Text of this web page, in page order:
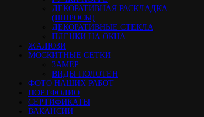
ДЕКОРАТИВНАЯ РАСКЛАДКА
(ШПРОСЫ)
ДЕКОРАТИВНЫЕ СТЕКЛА
ПЛЕНКИ НА ОКНА
ЖАЛЮЗИ
МОСКИТНЫЕ СЕТКИ
ЗАМЕР
ВИДЫ ПОЛОТЕН
ФОТО НАШИХ РАБОТ
ПОРТФОЛИО
СЕРТИФИКАТЫ
ВАКАНСИИ